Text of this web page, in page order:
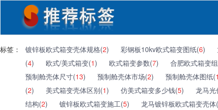
标签： 镀锌板欧式箱变壳体规格(2) 彩钢板10kv欧式箱变图纸(6)
(4) 欧式/美式箱变(1) 欧式箱变参数(7)
合肥欧式箱变
预制舱壳体尺寸(13) 预制舱壳体市场(2) 预制舱壳体图纸(
(2) 美式箱变壳体区别(1) 仿美式箱变多少钱(5)
龙马
结构(2) 镀锌板欧式箱变施工(5)
龙马镀锌板欧式箱变壳体(